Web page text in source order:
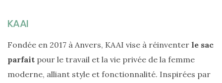
CATÉGORIES
Beauté
KAAI
Fondée en 2017 à Anvers, KAAI vise à réinventer le sac
parfait pour le travail et la vie privée de la femme
moderne, alliant style et fonctionnalité. Inspirées par